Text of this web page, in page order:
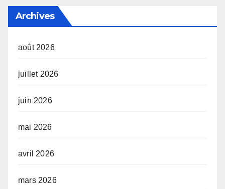
Archives
août 2026
juillet 2026
juin 2026
mai 2026
avril 2026
mars 2026